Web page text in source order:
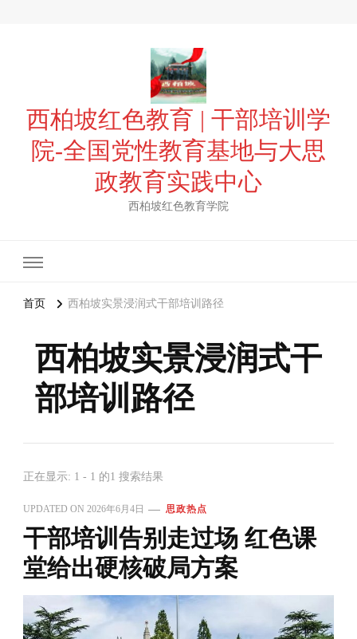
西柏坡红色教育 | 干部培训学
院-全国党性教育基地与大思
政教育实践中心
西柏坡红色教育学院
首页 西柏坡实景浸润式干部培训路径
西柏坡实景浸润式干
部培训路径
正在显示: 1 - 1 的1 搜索结果
UPDATED ON 2026年6月4日 思政热点
干部培训告别走过场 红色课
堂给出硬核破局方案